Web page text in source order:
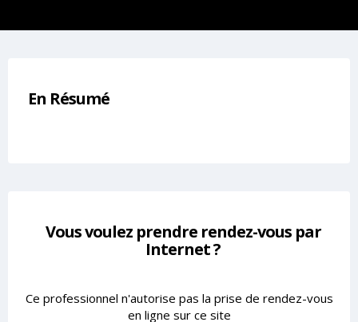
En Résumé
Vous voulez prendre rendez-vous par
Internet ?
Ce professionnel n'autorise pas la prise de rendez-vous
en ligne sur ce site